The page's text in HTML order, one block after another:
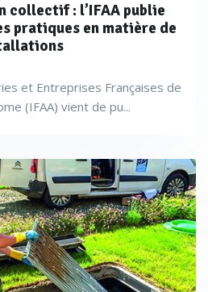
collectif : l’IFAA publie
pratiques en matière de
et Entreprises Françaises de
(IFAA) vient de pu...